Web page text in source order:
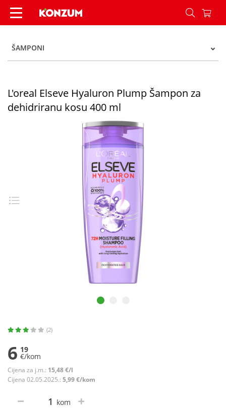
L'oreal Elseve Hyaluron Plump Šampon za
ŠAMPONI
L'oreal Elseve Hyaluron Plump Šampon za
dehidriranu kosu 400 ml
(2)
6 19
€/kom
Cijena za j.m.: 15,48 €/l
Cijena 02.05.2025.: 5,99 €/kom
kom